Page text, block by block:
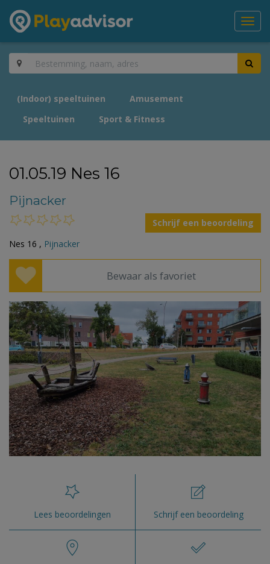
(Indoor) speeltuinen
Amusement
Speeltuinen
Sport & Fitness
01.05.19 Nes 16
Pijnacker
Schrijf een beoordeling
Nes 16 , Pijnacker
Bewaar als favoriet
Lees beoordelingen Schrijf een beoordeling